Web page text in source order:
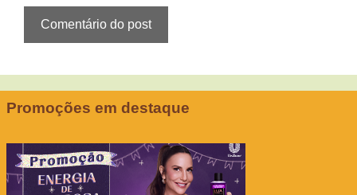
Promoções em destaque